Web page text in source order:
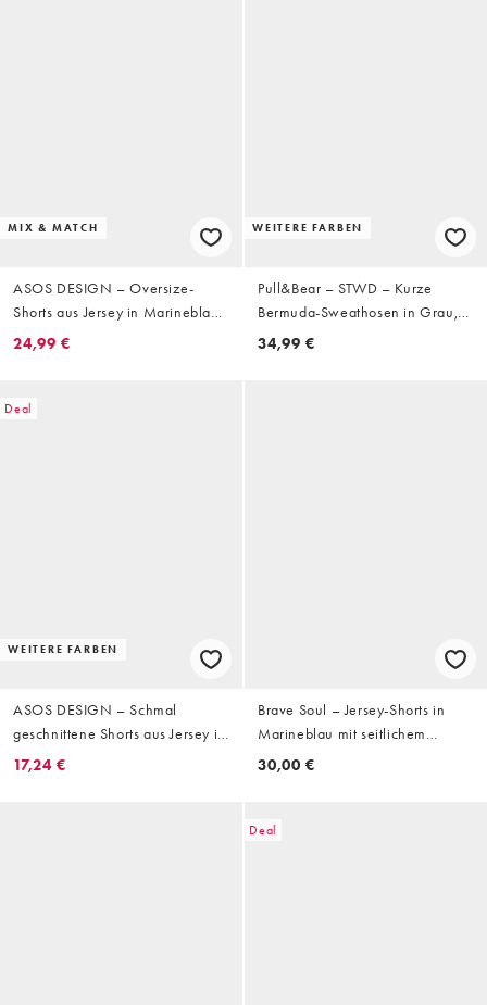
MIX & MATCH
ASOS DESIGN – Oversize-
Shorts aus Jersey in Marineblau
mit Biesen
24,99 €
WEITERE FARBEN
Pull&Bear – STWD – Kurze
Bermuda-Sweathosen in Grau,
2er-Pack
34,99 €
Deal
WEITERE FARBEN
ASOS DESIGN – Schmal
geschnittene Shorts aus Jersey in
Khaki mit Waffelstruktur und
17,24 €
Brave Soul – Jersey-Shorts in
Marineblau mit seitlichem
Streifen und Tunnelzug
30,00 €
Deal